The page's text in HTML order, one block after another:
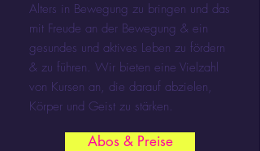
Alters in Bewegung zu bringen und das
mit Freude an der Bewegung & ein
gesundes und aktives Leben zu fördern
& zu führen. Wir bieten eine Vielzahl
von Kursen an, die darauf abzielen,
Körper und Geist zu stärken.
Abos & Preise